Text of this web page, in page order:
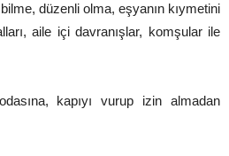
düzenli olma, eşyanın kıymetini
aile içi davranışlar, komşular ile
kapıyı vurup izin almadan